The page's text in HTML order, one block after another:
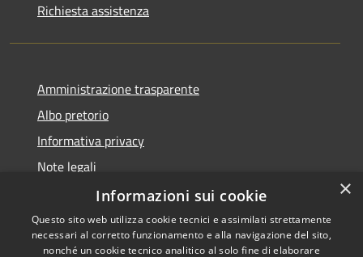
Richiesta assistenza
Amministrazione trasparente
Albo pretorio
Informativa privacy
Note legali
Dichiarazione di accessibilità
×
Informazioni sui cookie
Questo sito web utilizza cookie tecnici e assimilati strettamente
necessari al corretto funzionamento e alla navigazione del sito,
nonché un cookie tecnico analitico al solo fine di elaborare